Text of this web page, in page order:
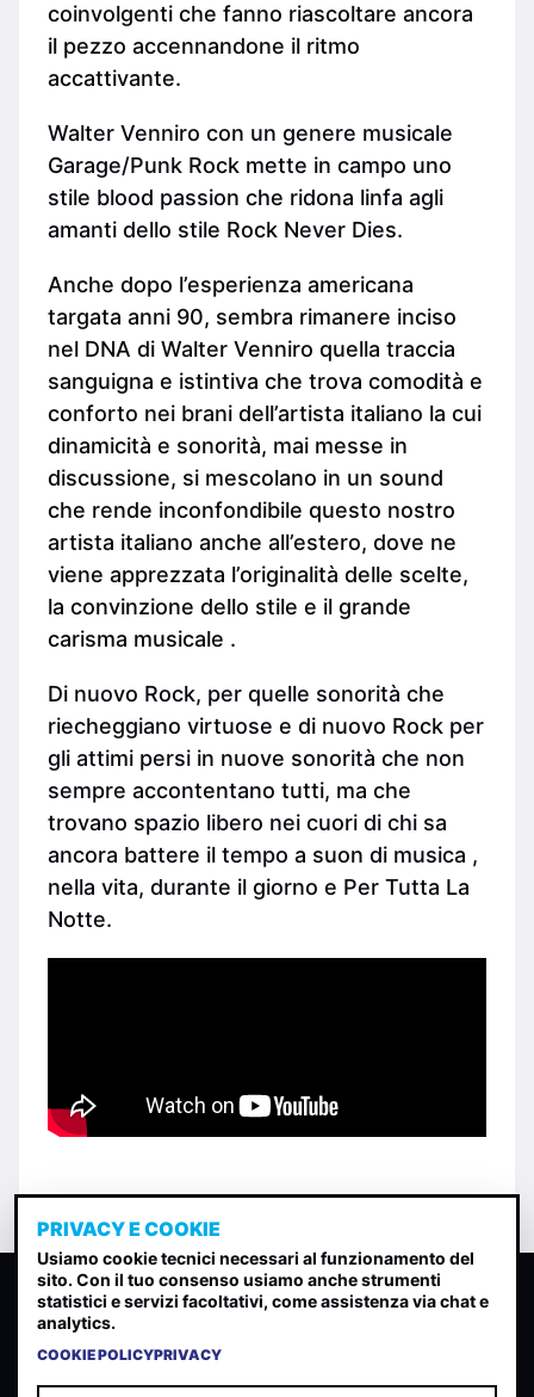
coinvolgenti che fanno riascoltare ancora
il pezzo accennandone il ritmo
accattivante.
Walter Venniro con un genere musicale
Garage/Punk Rock mette in campo uno
stile blood passion che ridona linfa agli
amanti dello stile Rock Never Dies.
Anche dopo l’esperienza americana
targata anni 90, sembra rimanere inciso
nel DNA di Walter Venniro quella traccia
sanguigna e istintiva che trova comodità e
conforto nei brani dell’artista italiano la cui
dinamicità e sonorità, mai messe in
discussione, si mescolano in un sound
che rende inconfondibile questo nostro
artista italiano anche all’estero, dove ne
viene apprezzata l’originalità delle scelte,
la convinzione dello stile e il grande
carisma musicale .
Di nuovo Rock, per quelle sonorità che
riecheggiano virtuose e di nuovo Rock per
gli attimi persi in nuove sonorità che non
sempre accontentano tutti, ma che
trovano spazio libero nei cuori di chi sa
ancora battere il tempo a suon di musica ,
nella vita, durante il giorno e Per Tutta La
Notte.
CLASSIFICA INDIE
Classifica per indice di gradimento generata dall analisi di
PRIVACY E COOKIE
Usiamo cookie tecnici necessari al funzionamento del
sito. Con il tuo consenso usiamo anche strumenti
statistici e servizi facoltativi, come assistenza via chat e
analytics.
COOKIE POLICYPRIVACY